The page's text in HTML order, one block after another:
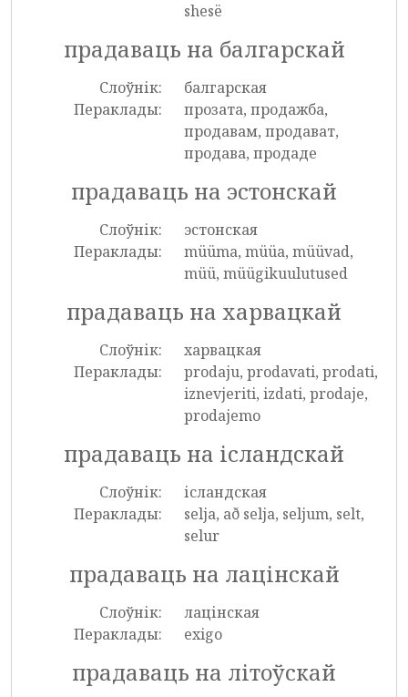
shesë
прадаваць на балгарскай
Слоўнік:
балгарская
Пераклады:
прозата, продажба,
продавам, продават,
продава, продаде
прадаваць на эстонскай
Слоўнік:
эстонская
Пераклады:
müüma, müüa, müüvad,
müü, müügikuulutused
прадаваць на харвацкай
Слоўнік:
харвацкая
Пераклады:
prodaju, prodavati, prodati,
iznevjeriti, izdati, prodaje,
prodajemo
прадаваць на ісландскай
Слоўнік:
ісландская
Пераклады:
selja, að selja, seljum, selt,
selur
прадаваць на лацінскай
Слоўнік:
лацінская
Пераклады:
exigo
прадаваць на літоўскай